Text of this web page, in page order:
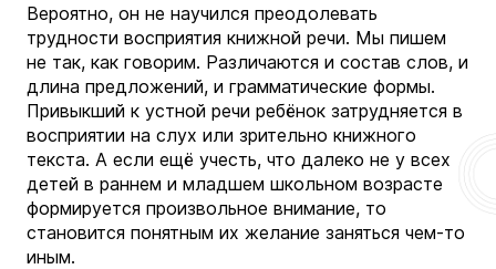
Вероятно, он не научился преодолевать
трудности восприятия книжной речи. Мы пишем
не так, как говорим. Различаются и состав слов, и
длина предложений, и грамматические формы.
Привыкший к устной речи ребёнок затрудняется в
восприятии на слух или зрительно книжного
текста. А если ещё учесть, что далеко не у всех
детей в раннем и младшем школьном возрасте
формируется произвольное внимание, то
становится понятным их желание заняться чем-то
иным.